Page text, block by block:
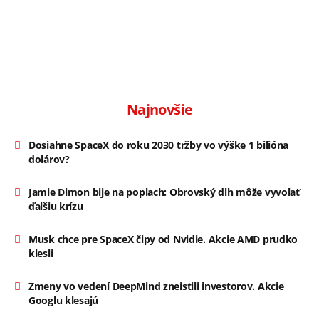
Najnovšie
Dosiahne SpaceX do roku 2030 tržby vo výške 1 bilióna
dolárov?
Jamie Dimon bije na poplach: Obrovský dlh môže vyvolať
ďalšiu krízu
Musk chce pre SpaceX čipy od Nvidie. Akcie AMD prudko
klesli
Zmeny vo vedení DeepMind zneistili investorov. Akcie
Googlu klesajú